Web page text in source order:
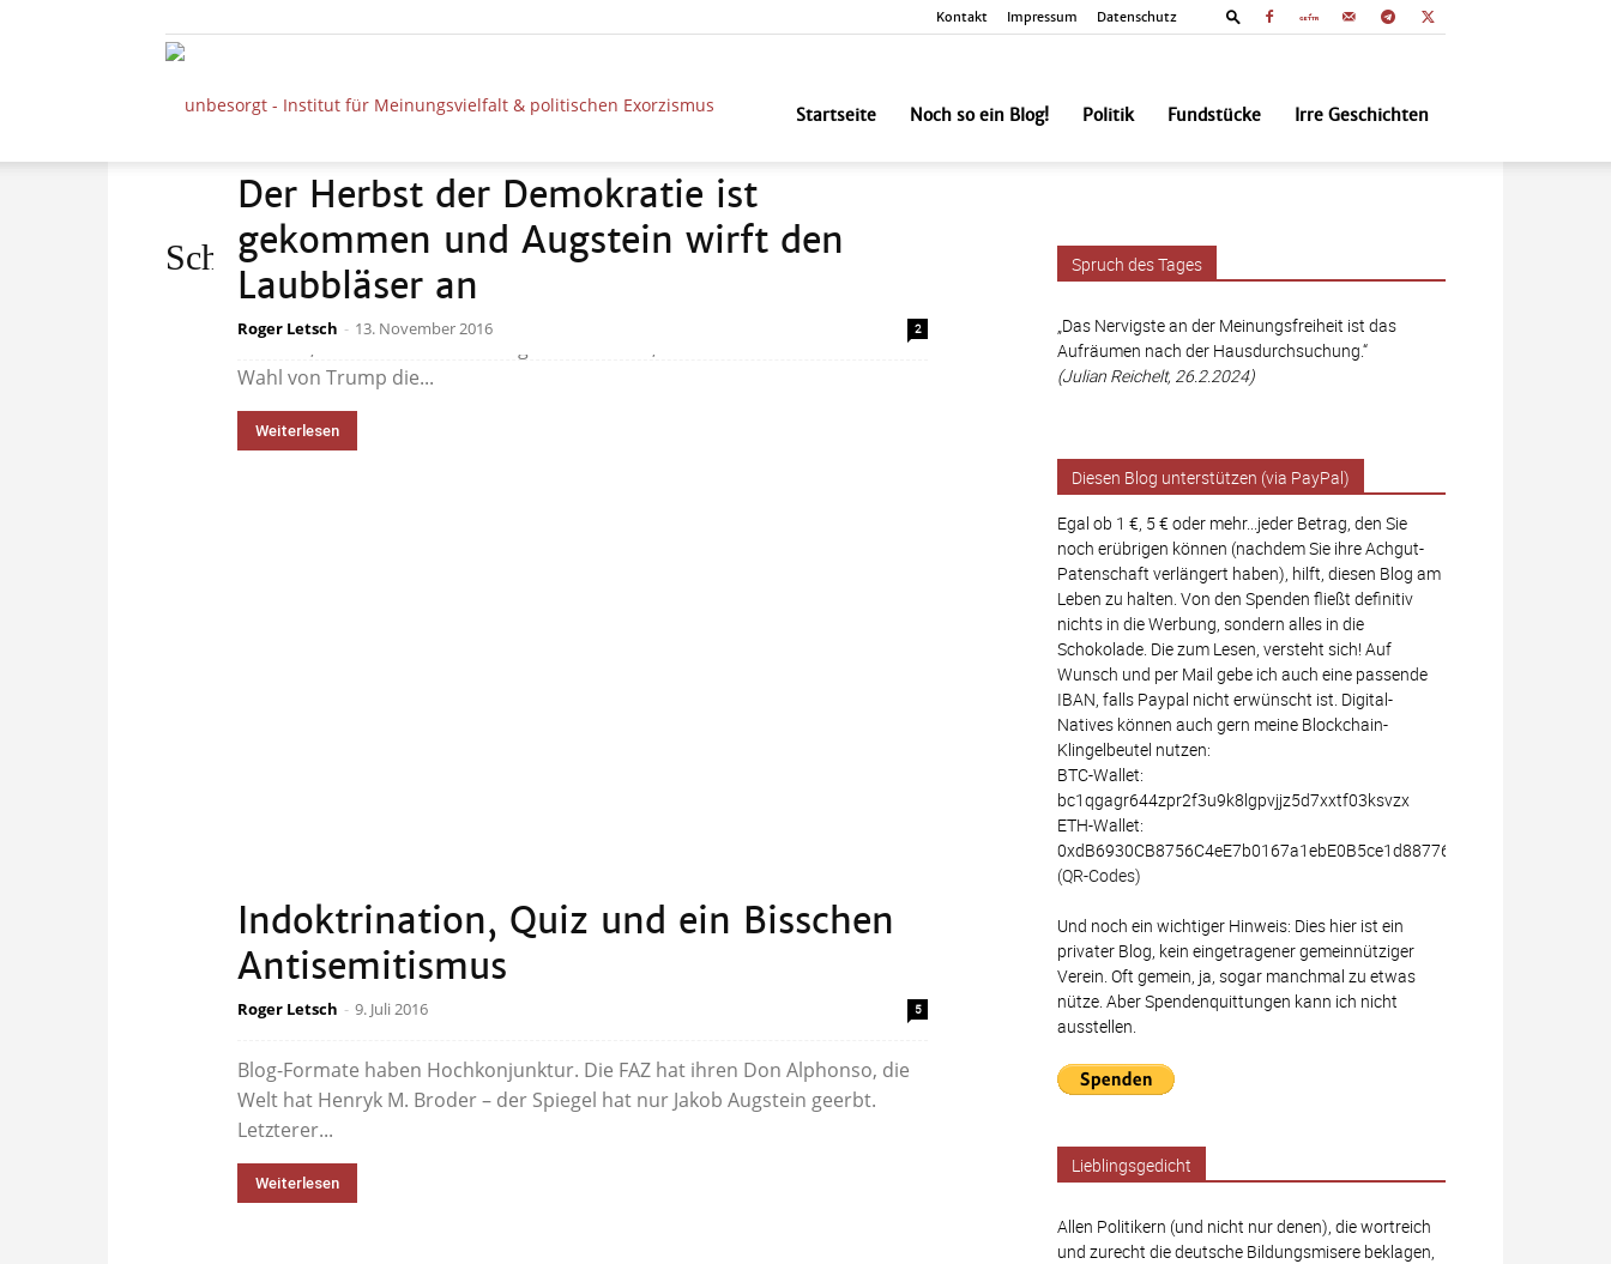
Kontakt Impressum Datenschutz
Startseite Noch so ein Blog! Politik Fundstücke Irre Geschichten
Schlagwort: Faschismus
Der Herbst der Demokratie ist
gekommen und Augstein wirft den
Laubbläser an
Roger Letsch - 13. November 2016 2
Während die Meinungsforscher, die vor der Wahl hochtourig im Leerlauf
Wahl von Trump die...
Weiterlesen
Indoktrination, Quiz und ein Bisschen
Antisemitismus
Roger Letsch - 9. Juli 2016 5
Blog-Formate haben Hochkonjunktur. Die FAZ hat ihren Don Alphonso, die
Welt hat Henryk M. Broder – der Spiegel hat nur Jakob Augstein geerbt.
Letzterer...
Weiterlesen
Spruch des Tages
„Das Nervigste an der Meinungsfreiheit ist das
Aufräumen nach der Hausdurchsuchung.“
(Julian Reichelt, 26.2.2024)
Diesen Blog unterstützen (via PayPal)
Egal ob 1 €, 5 € oder mehr...jeder Betrag, den Sie
noch erübrigen können (nachdem Sie ihre Achgut-
Patenschaft verlängert haben), hilft, diesen Blog am
Leben zu halten. Von den Spenden fließt definitiv
nichts in die Werbung, sondern alles in die
Schokolade. Die zum Lesen, versteht sich! Auf
Wunsch und per Mail gebe ich auch eine passende
IBAN, falls Paypal nicht erwünscht ist. Digital-
Natives können auch gern meine Blockchain-
Klingelbeutel nutzen:
BTC-Wallet:
bc1qgagr644zpr2f3u9k8lgpvjjz5d7xxtf03ksvzx
ETH-Wallet:
0xdB6930CB8756C4eE7b0167a1ebE0B5ce1d887766
(QR-Codes)
Und noch ein wichtiger Hinweis: Dies hier ist ein
privater Blog, kein eingetragener gemeinnütziger
Verein. Oft gemein, ja, sogar manchmal zu etwas
nütze. Aber Spendenquittungen kann ich nicht
ausstellen.
Lieblingsgedicht
Allen Politikern (und nicht nur denen), die wortreich
und zurecht die deutsche Bildungsmisere beklagen,